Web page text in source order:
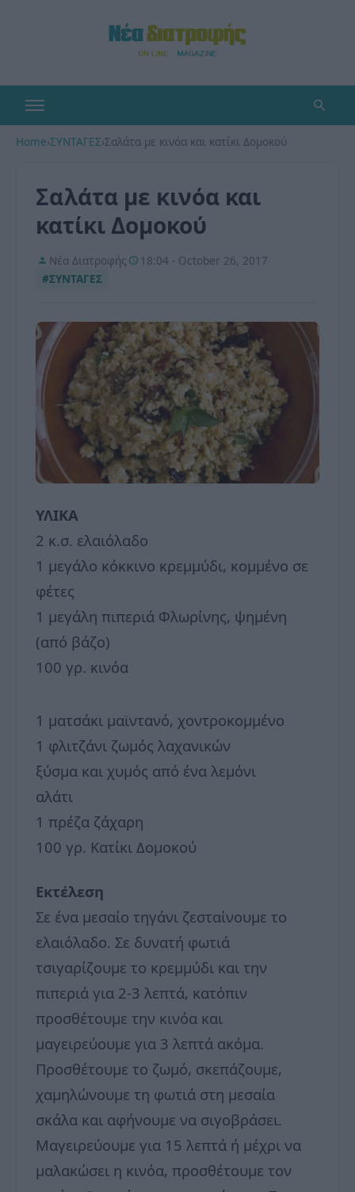
Home›ΣΥΝΤΑΓΕΣ›Σαλάτα με κινόα και κατίκι Δομοκού
Σαλάτα με κινόα και
κατίκι Δομοκού
Νέα Διατροφής
18:04 - October 26, 2017
#ΣΥΝΤΑΓΕΣ
ΥΛΙΚΑ
2 κ.σ. ελαιόλαδο
1 μεγάλο κόκκινο κρεμμύδι, κομμένο σε
φέτες
1 μεγάλη πιπεριά Φλωρίνης, ψημένη
(από βάζο)
100 γρ. κινόα
1 ματσάκι μαϊντανό, χοντροκομμένο
1 φλιτζάνι ζωμός λαχανικών
ξύσμα και χυμός από ένα λεμόνι
αλάτι
1 πρέζα ζάχαρη
100 γρ. Κατίκι Δομοκού
Εκτέλεση
Σε ένα μεσαίο τηγάνι ζεσταίνουμε το
ελαιόλαδο. Σε δυνατή φωτιά
τσιγαρίζουμε το κρεμμύδι και την
πιπεριά για 2-3 λεπτά, κατόπιν
προσθέτουμε την κινόα και
μαγειρεύουμε για 3 λεπτά ακόμα.
Προσθέτουμε το ζωμό, σκεπάζουμε,
χαμηλώνουμε τη φωτιά στη μεσαία
σκάλα και αφήνουμε να σιγοβράσει.
Μαγειρεύουμε για 15 λεπτά ή μέχρι να
μαλακώσει η κινόα, προσθέτουμε τον